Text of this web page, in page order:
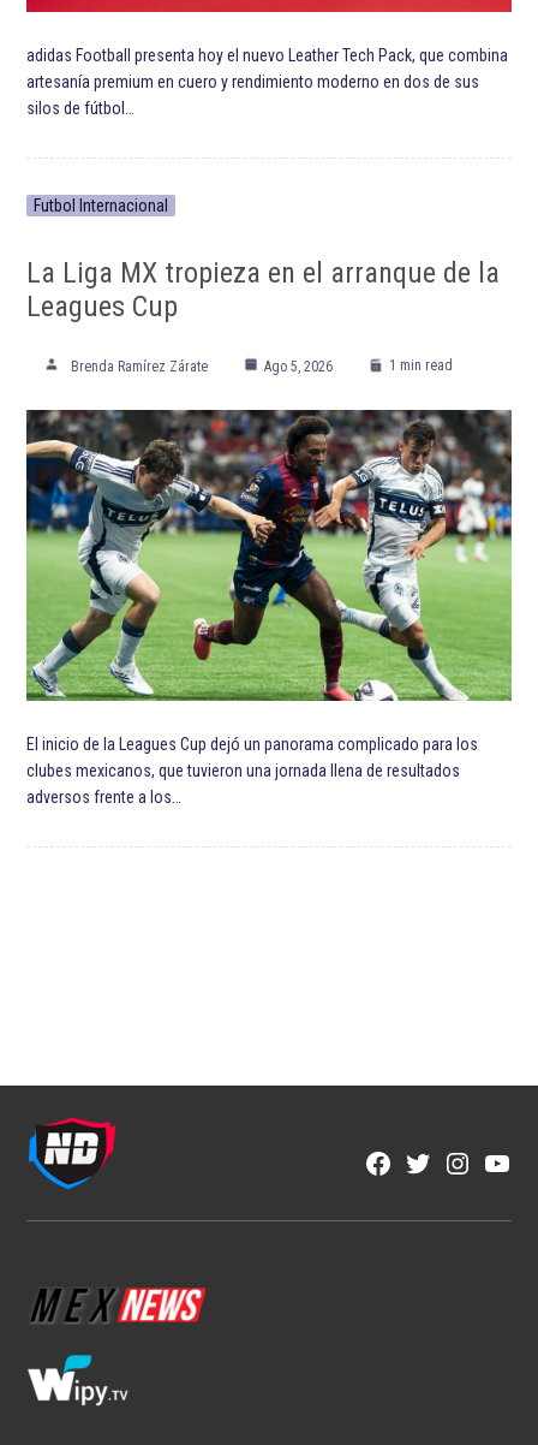
ETIQUETADO: Destacadas
NFL
NFL México y Aeroméxico anuncian